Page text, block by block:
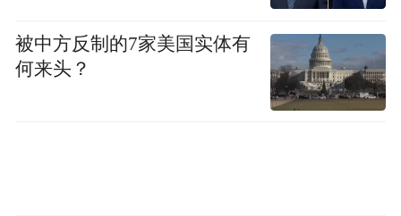
工作也再一次体现了景区的发展理念和努
力。智慧化建设将是景区未来发展的重要方
向，景区将不断探索和引入更多的先进技术
被中方反制的7家美国实体有
何来头？